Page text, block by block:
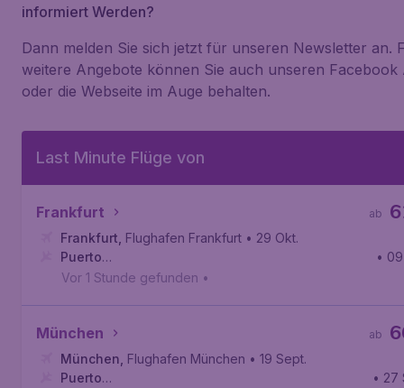
informiert Werden?
Dann melden Sie sich jetzt für unseren Newsletter an.
weitere Angebote können Sie auch unseren Facebook
oder die Webseite im Auge behalten.
Last Minute Flüge von
Frankfurt ab
Frankfurt Flughafen Frankfurt • 29 Okt.
Puerto
Princesa, Internationaler Flughafen Puerto Princesa
•
Vor 1 Stunde gefunden •
München ab
München Flughafen München • 19 Sept.
Puerto
• 27